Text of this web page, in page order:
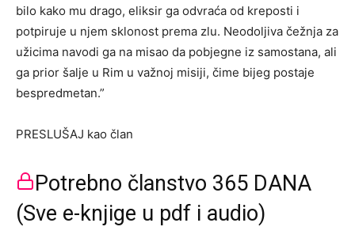
bilo kako mu drago, eliksir ga odvraća od kreposti i
potpiruje u njem sklonost prema zlu. Neodoljiva čežnja za
užicima navodi ga na misao da pobjegne iz samostana, ali
ga prior šalje u Rim u važnoj misiji, čime bijeg postaje
bespredmetan.”
PRESLUŠAJ kao član
Potrebno članstvo 365 DANA
(Sve e-knjige u pdf i audio)